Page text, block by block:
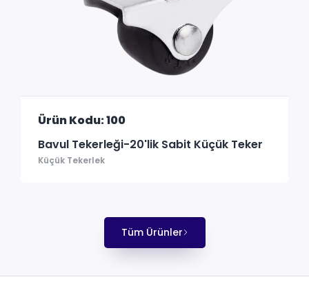
Ürün Kodu: 100
Bavul Tekerleği-20'lik Sabit Küçük Teker
Küçük Tekerlek
Tüm Ürünler